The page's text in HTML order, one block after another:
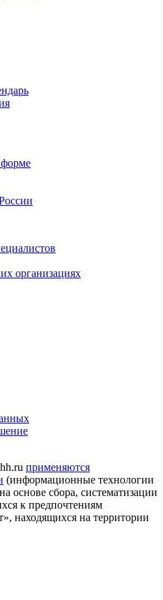
организациях
применяются
(информационные технологии
основе сбора, систематизации
к предпочтениям
находящихся на территории